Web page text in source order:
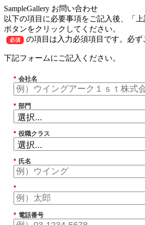
SampleGallery お問い合わせ
以下の項目に必要事項をご記入後、「上
ボタンをクリックしてください。
必須 の項目は入力必須項目です。必ず
下記フォームにご記入ください。
* 会社名
* 部門
* 役職クラス
* 氏名
*
* 電話番号